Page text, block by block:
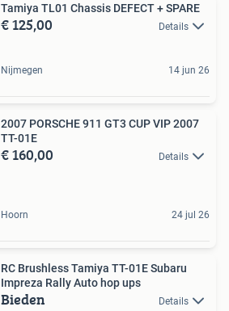
Tamiya TL01 Chassis DEFECT + SPARE
€ 125,00 Details
Nijmegen 14 jun 26
2007 PORSCHE 911 GT3 CUP VIP 2007
TT-01E
€ 160,00 Details
Hoorn 24 jul 26
RC Brushless Tamiya TT-01E Subaru
Impreza Rally Auto hop ups
Bieden Details